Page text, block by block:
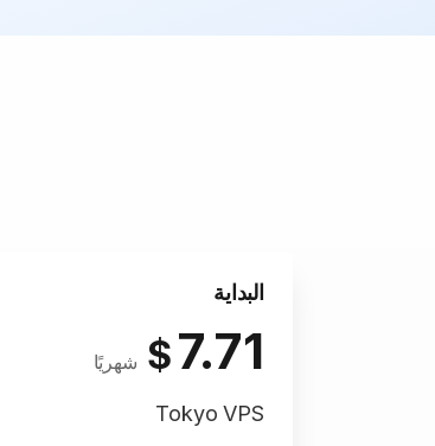
البداية
7.71
$ شهريًا
Tokyo VPS